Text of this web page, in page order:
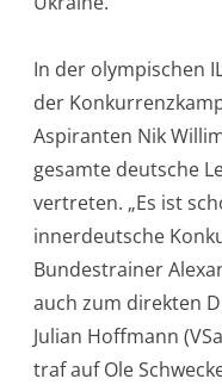
In der olympischen
der
Aspiranten Nik
gesamte deutsche
vertreten. „Es ist
innerdeutsche
Bundestrainer
auch zum direkten
Julian Hoffmann
traf auf Ole